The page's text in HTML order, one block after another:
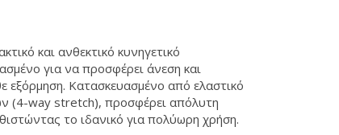
και ανθεκτικό κυνηγετικό
για να προσφέρει άνεση και
εξόρμηση. Κατασκευασμένο από ελαστικό
(4-way stretch), προσφέρει απόλυτη
το ιδανικό για πολύωρη χρήση.